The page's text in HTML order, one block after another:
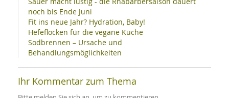
noch bis Ende Juni
Fit ins neue Jahr? Hydration, Baby!
Hefeflocken für die vegane Küche
Sodbrennen – Ursache und
Behandlungsmöglichkeiten
Ihr Kommentar zum Thema